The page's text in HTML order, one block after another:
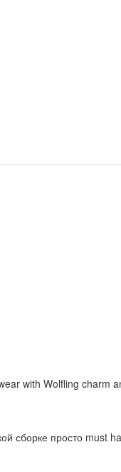
with Wolfling charm
сборке просто must